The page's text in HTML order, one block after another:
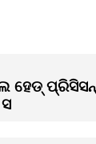
ହେଡ୍ ପ୍ରିସିସନ୍